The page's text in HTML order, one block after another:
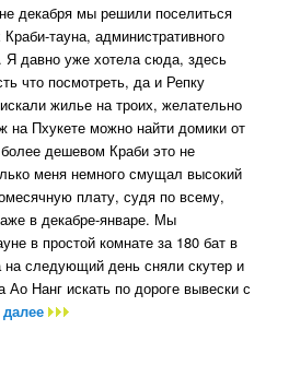
декабря мы решили поселиться
тауна, административного
Я давно уже хотела сюда, здесь
что посмотреть, да и Репку
жилье на троих, желательно
на Пхукете можно найти домики от
дешевом Краби это не
меня немного смущал высокий
плату, судя по всему,
в декабре-январе. Мы
в простой комнате за 180 бат в
следующий день сняли скутер и
Ао Нанг искать по дороге вывески с
далее